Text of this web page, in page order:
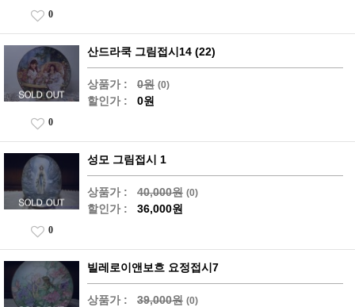
0
산드라쿡 그림접시14 (22)
상품가 : 0원 (0)
할인가 : 0원
0
성모 그림접시 1
상품가 : 40,000원 (0)
할인가 : 36,000원
0
빌레로이앤보흐 요정접시7
상품가 : 39,000원 (0)